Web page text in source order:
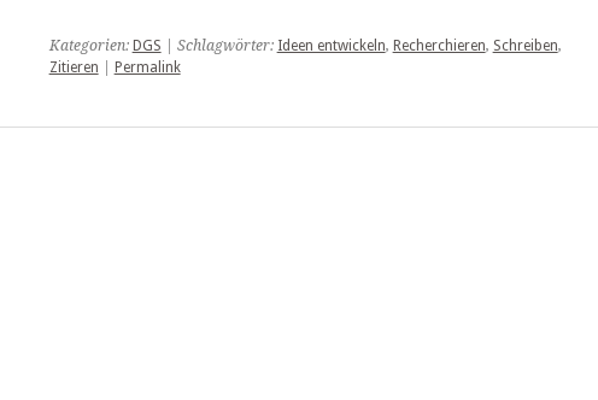
Kategorien: DGS | Schlagwörter: Ideen entwickeln, Recherchieren, Schreiben,
Zitieren
Permalink